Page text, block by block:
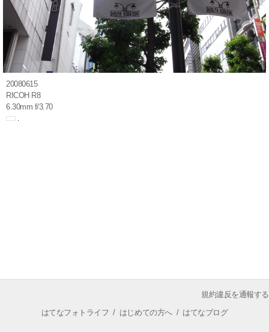
20080615
RICOH R8
6.30mm f/3.70
規約違反を通報する
はてなフォトライフ / はじめての方へ/ はてなブログ